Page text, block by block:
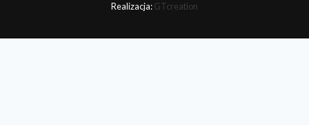
Realizacja:GTcreation